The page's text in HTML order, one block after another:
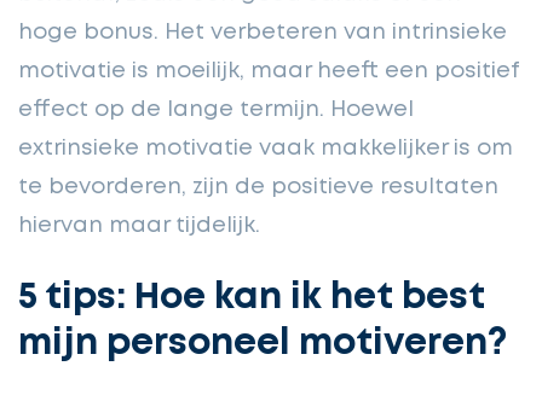
hoge bonus. Het verbeteren van intrinsieke
motivatie is moeilijk, maar heeft een positief
effect op de lange termijn. Hoewel
extrinsieke motivatie vaak makkelijker is om
te bevorderen, zijn de positieve resultaten
hiervan maar tijdelijk.
5 tips: Hoe kan ik het best
mijn personeel motiveren?